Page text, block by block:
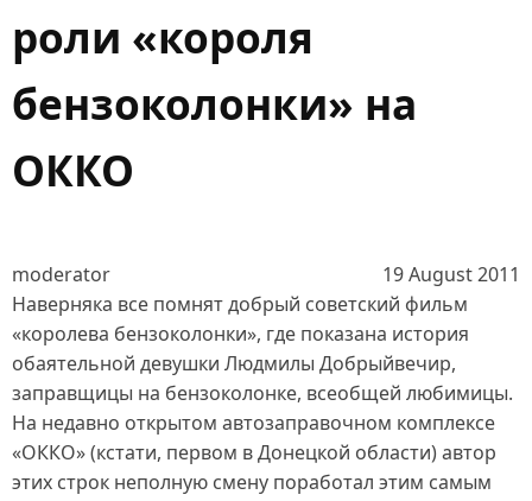
роли «короля
бензоколонки» на
ОККО
moderator
19 August 2011
Наверняка все помнят добрый советский фильм
«королева бензоколонки», где показана история
обаятельной девушки Людмилы Добрыйвечир,
заправщицы на бензоколонке, всеобщей любимицы.
На недавно открытом автозаправочном комплексе
«ОККО» (кстати, первом в Донецкой области) автор
этих строк неполную смену поработал этим самым